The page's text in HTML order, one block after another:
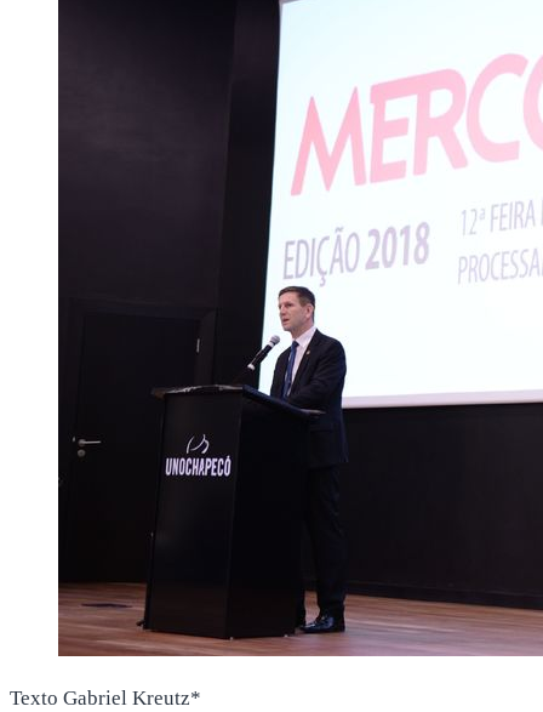
Texto Gabriel Kreutz*